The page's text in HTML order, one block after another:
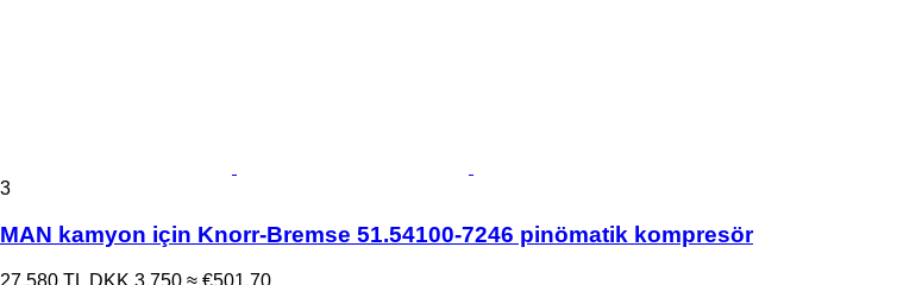
3
MAN kamyon için Knorr-Bremse 51.54100-7246 pinömatik kompresör
27.580 TL DKK 3.750 ≈ €501,70